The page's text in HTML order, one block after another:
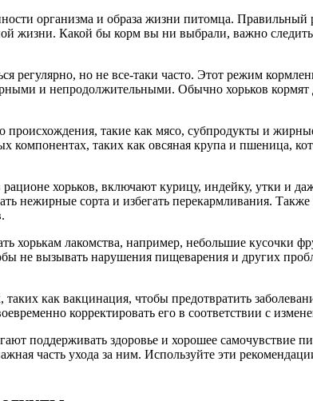
организма и образа жизни питомца.
жизни. Какой бы корм вы ни выбрали, важно
регулярно, но не все-таки часто. Этот режим
и непродолжительными. Обычно хорьков кормят
такие как мясо, субпродукты и
компонентах, таких как овсяная крупа и пшеница,
хорьков, включают курицу, индейку, утки
нежирные сорта и избегать перекармливания.
хорькам лакомства, например, небольшие кусочки
не вызывать нарушения пищеварения и других
как вакцинация, чтобы предотвратить
корректировать его в соответствии с
поддерживать здоровье и хорошее самочувствие
часть ухода за ним. Используйте эти